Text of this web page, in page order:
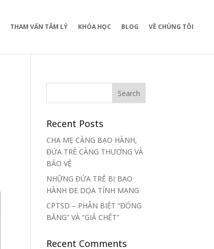
THAM VẤN TÂM LÝ KHÓA HỌC BLOG VỀ CHÚNG TÔI
Recent Posts
CHA MẸ CÀNG BẠO HÀNH,
ĐỨA TRẺ CÀNG THƯƠNG VÀ
BẢO VỆ
NHỮNG ĐỨA TRẺ BỊ BẠO
HÀNH ĐE DỌA TÍNH MẠNG
CPTSD – PHÂN BIỆT “ĐÓNG
BĂNG” VÀ “GIẢ CHẾT”
Recent Comments